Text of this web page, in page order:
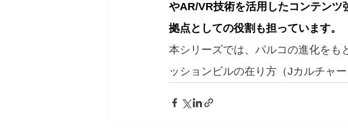
やAR/VR技術を活用したコンテン
拠点としての役割も担っています。
本シリーズでは、パルコの進化をも
ッションビルの在り方（Jカルチャ